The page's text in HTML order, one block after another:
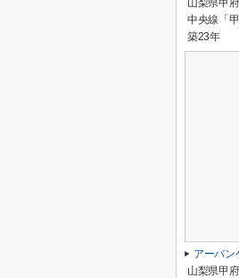
山梨県甲
中央線「
築23年
アーバン
山梨県甲